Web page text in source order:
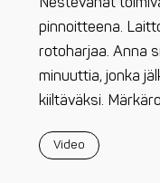
pinnoitteena.
rotoharjaa. Anna
minuuttia, jonka
kiiltäväksi.
Video